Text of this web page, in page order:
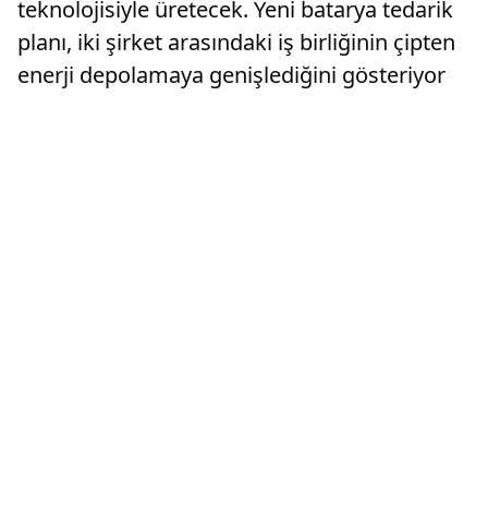
teknolojisiyle üretecek. Yeni batarya tedarik
planı, iki şirket arasındaki iş birliğinin çipten
enerji depolamaya genişlediğini gösteriyor